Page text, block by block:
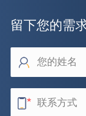
留下您的需